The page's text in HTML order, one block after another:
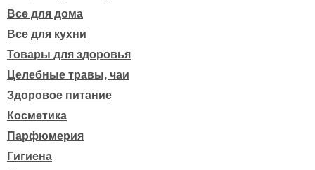
Все для дома
Все для кухни
Товары для здоровья
Целебные травы, чаи
Здоровое питание
Косметика
Парфюмерия
Гигиена